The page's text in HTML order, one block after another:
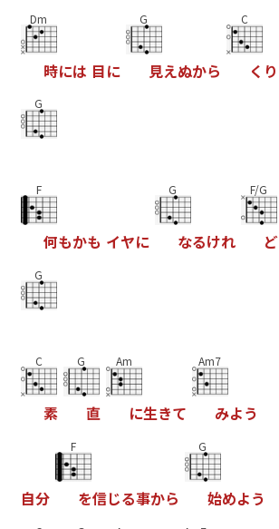
Dm
時には 目に
G
見えぬから
C
く り
G
F
何もかも イヤに
G
なるけれ
F/G
ど
G
C
素
G
直
Am
に生きて
Am7
みよう
自分
F
を信じる事から
G
始めよう